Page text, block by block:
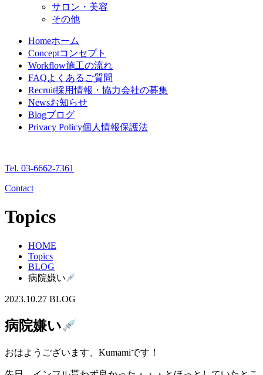
サロン・美容
その他
Homeホーム
Conceptコンセプト
Workflow施工の流れ
FAQよくあるご質問
Recruit採用情報・協力会社の募集
Newsお知らせ
Blogブログ
Privacy Policy個人情報保護法
Tel. 03-6662-7361
Contact
Topics
HOME
Topics
BLOG
病院嫌い
2023.10.27 BLOG
病院嫌い
おはようございます、Kumamiです！